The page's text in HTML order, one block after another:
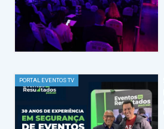
PORTAL EVENTOS TV